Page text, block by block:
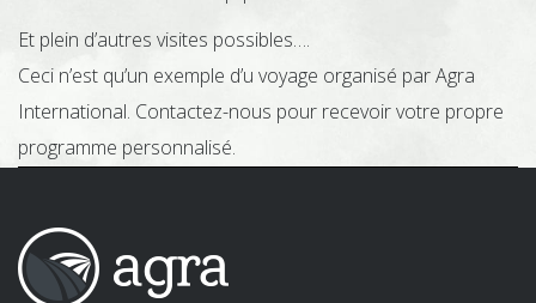
Et plein d’autres visites possibles….
Ceci n’est qu’un exemple d’u voyage organisé par Agra
International. Contactez-nous pour recevoir votre propre
programme personnalisé.